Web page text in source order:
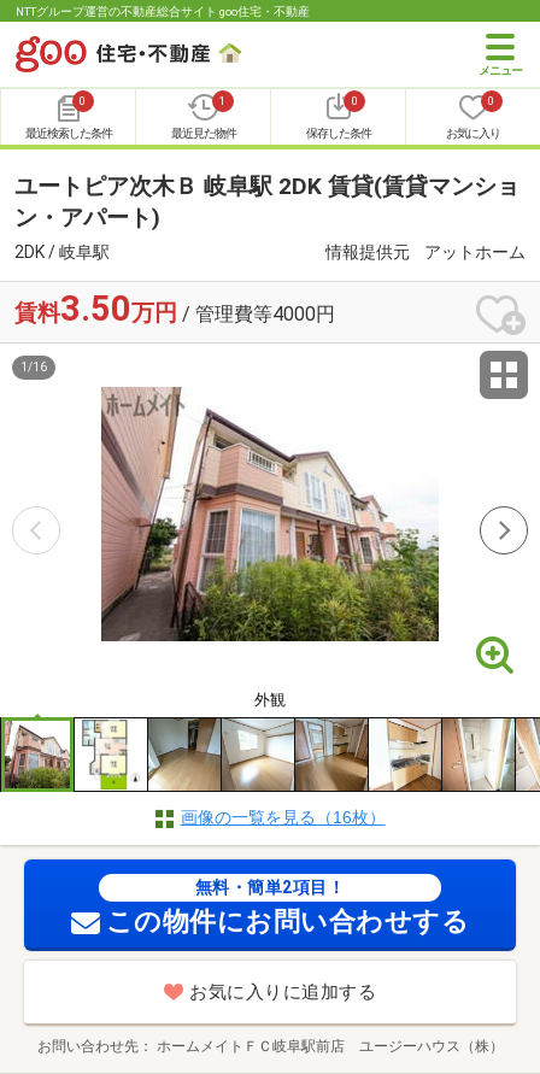
NTTグループ運営の不動産総合サイト goo住宅・不動産
0
最近検索した条件
1
最近見た物件
0
保存した条件
0
お気に入り
ユートピア次木Ｂ 岐阜駅 2DK 賃貸(賃貸マンショ
ン・アパート)
2DK / 岐阜駅 情報提供元 アットホーム
賃料3.50万円 / 管理費等4000円
外観
1 /16
画像の一覧を見る（16枚）
無料・簡単2項目！
この物件にお問い合わせする
お気に入りに追加する
お問い合わせ先 ホームメイトＦＣ岐阜駅前店 ユージーハウス（株）